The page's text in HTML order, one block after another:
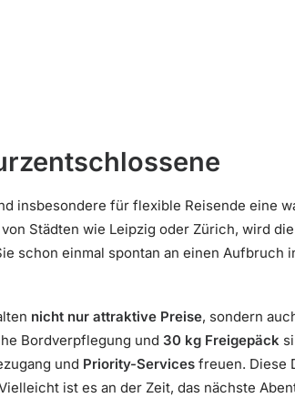
insbesondere für flexible Reisende eine
Städten wie Leipzig oder Zürich, wird
schon einmal spontan an einen Aufbruch
nicht nur attraktive Preise, sondern
Bordverpflegung und 30 kg Freigepäck
und Priority-Services freuen. Diese
ist es an der Zeit, das nächste